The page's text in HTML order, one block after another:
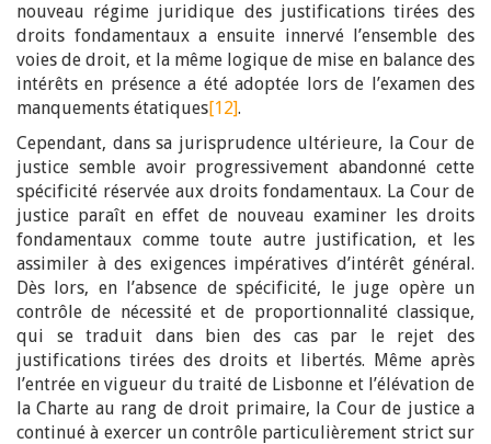
nouveau régime juridique des justifications tirées des
droits fondamentaux a ensuite innervé l’ensemble des
voies de droit, et la même logique de mise en balance des
intérêts en présence a été adoptée lors de l’examen des
manquements étatiques[12].
Cependant, dans sa jurisprudence ultérieure, la Cour de
justice semble avoir progressivement abandonné cette
spécificité réservée aux droits fondamentaux. La Cour de
justice paraît en effet de nouveau examiner les droits
fondamentaux comme toute autre justification, et les
assimiler à des exigences impératives d’intérêt général.
Dès lors, en l’absence de spécificité, le juge opère un
contrôle de nécessité et de proportionnalité classique,
qui se traduit dans bien des cas par le rejet des
justifications tirées des droits et libertés. Même après
l’entrée en vigueur du traité de Lisbonne et l’élévation de
la Charte au rang de droit primaire, la Cour de justice a
continué à exercer un contrôle particulièrement strict sur